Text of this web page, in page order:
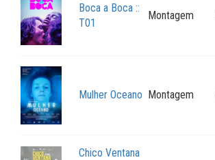
Boca a Boca ::
T01
Montagem
Mulher Oceano Montagem
Chico Ventana